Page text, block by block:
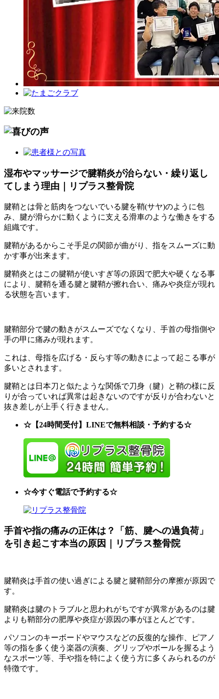
湿布やマッサージで腱鞘炎が治らない・繰り返し
てしまう理由｜リプラス整骨院
腱鞘とは骨と筋肉をつないでいる腱を鞘(サヤ)のように包
み、腱が滑らかに動くように支える滑車のような働きをする
組織です。
腱鞘があるからこそ手足の関節が曲がり、指をスムーズに動
かす事が出来ます。
腱鞘炎とはこの腱鞘が使いすぎ等の原因で肥大や硬くなる事
により、腱鞘を通る腱と腱鞘が擦れ合い、痛みや炎症が現れ
る状態を言います。
腱鞘部分で腱の動きがスムーズでなくなり、手首の母指側や
手の甲に痛みが現れます。
これは、母指を広げる・反らす等の動きによって起こる事が
多いとされます。
腱鞘とは日本刀と似たような関係で刀身（腱）と鞘の様に反
りが合っていれば異常は起きないのですが反りが合わないと
抜き差しが上手く行きません。
☆【24時間受付】LINEで無料相談・予約する☆
☆今すぐ電話で予約する☆
手首や指の痛みの正体は？「筋、腱への過負荷」
を引き起こす本当の原因｜リプラス整骨院
腱鞘炎は手首の使い過ぎによる腱と腱鞘部分の摩擦が原因で
す。
腱鞘炎は腱のトラブルと思われがちですが異常があるのは腱
よりも鞘部分の肥厚や炎症が原因の事がほとんどです。
パソコンのキーボードやマウスなどの反復的な操作、ピアノ
等の指を多く使う楽器の演奏、グリップやボールを握るよう
なスポーツ等、手や指を特によく使う方に多くみられるのが
特徴です。